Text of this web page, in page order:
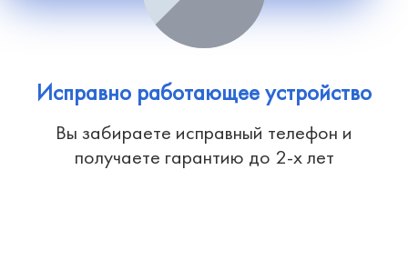
Исправно работающее устройство
Вы забираете исправный телефон и
получаете гарантию до 2-х лет